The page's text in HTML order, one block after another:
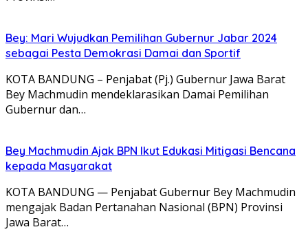
Bey: Mari Wujudkan Pemilihan Gubernur Jabar 2024
sebagai Pesta Demokrasi Damai dan Sportif
KOTA BANDUNG – Penjabat (Pj.) Gubernur Jawa Barat
Bey Machmudin mendeklarasikan Damai Pemilihan
Gubernur dan…
Bey Machmudin Ajak BPN Ikut Edukasi Mitigasi Bencana
kepada Masyarakat
KOTA BANDUNG — Penjabat Gubernur Bey Machmudin
mengajak Badan Pertanahan Nasional (BPN) Provinsi
Jawa Barat…